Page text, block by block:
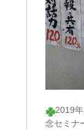
2019
念セミナ